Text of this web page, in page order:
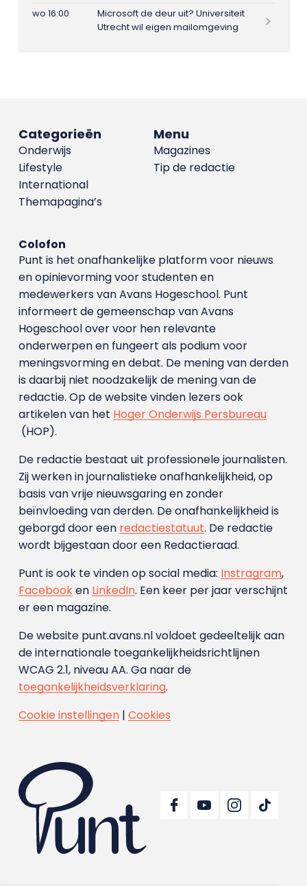
wo 16:00
Microsoft de deur uit? Universiteit
Utrecht wil eigen mailomgeving
Menu
Magazines
Tip de redactie
Categorieën
Onderwijs
Lifestyle
International
Themapagina’s
Colofon
Punt is het onafhankelijke platform voor nieuws
en opinievorming voor studenten en
medewerkers van Avans Hoge­school. Punt
informeert de gemeenschap van Avans
Hogeschool over voor hen relevante
onderwerpen en fungeert als podium voor
meningsvorming en debat. De mening van derden
is daarbij niet noodzakelijk de mening van de
redactie. Op de website vinden lezers ook
artikelen van het Hoger Onderwijs Persbureau
(HOP).
De redactie bestaat uit professionele journalisten.
Zij werken in journalistieke onafhankelijkheid, op
basis van vrije nieuwsgaring en zonder
beïnvloeding van derden. De onafhankelijkheid is
geborgd door een redactiestatuut. De redactie
wordt bijgestaan door een Redactieraad.
Punt is ook te vinden op social media: Instragram,
Facebooken LinkedIn. Een keer per jaar verschijnt
er een magazine.
De website punt.avans.nl voldoet gedeeltelijk aan
de internationale toegankelijkheidsrichtlijnen
WCAG 2.1, niveau AA. Ga naar de
toegankelijkheidsverklaring.
Cookie instellingen| Cookies